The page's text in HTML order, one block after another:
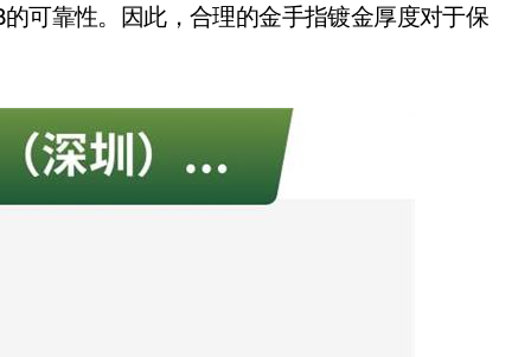
可靠性。因此，合理的金手指镀金厚度对于保